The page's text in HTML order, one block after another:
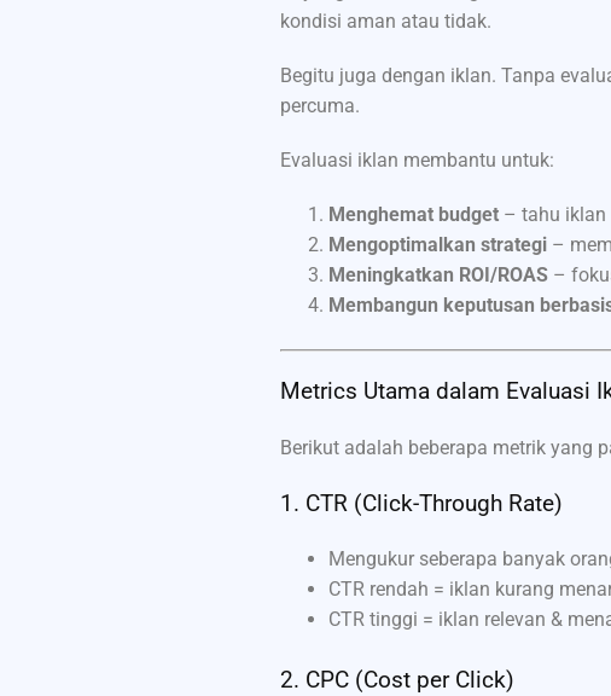
kondisi aman atau tidak.
Begitu juga dengan iklan. Tanpa
percuma.
Evaluasi iklan membantu untuk:
Menghemat budget – tahu iklan
Mengoptimalkan strategi –
Meningkatkan ROI/ROAS –
Membangun keputusan
Metrics Utama dalam Evaluasi
Berikut adalah beberapa metrik yang
1. CTR (Click-Through Rate)
Mengukur seberapa banyak
CTR rendah = iklan kurang
CTR tinggi = iklan relevan &
2. CPC (Cost per Click)